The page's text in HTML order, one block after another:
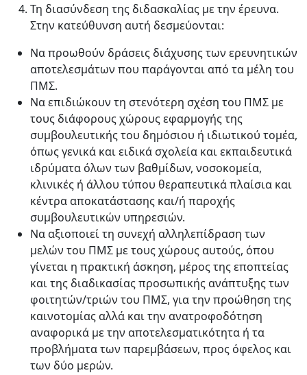
Τη διασύνδεση της διδασκαλίας με την έρευνα.
Στην κατεύθυνση αυτή δεσμεύονται:
Να προωθούν δράσεις διάχυσης των ερευνητικών
αποτελεσμάτων που παράγονται από τα μέλη του
ΠΜΣ.
Να επιδιώκουν τη στενότερη σχέση του ΠΜΣ με
τους διάφορους χώρους εφαρμογής της
συμβουλευτικής του δημόσιου ή ιδιωτικού τομέα,
όπως γενικά και ειδικά σχολεία και εκπαιδευτικά
ιδρύματα όλων των βαθμίδων, νοσοκομεία,
κλινικές ή άλλου τύπου θεραπευτικά πλαίσια και
κέντρα αποκατάστασης και/ή παροχής
συμβουλευτικών υπηρεσιών.
Να αξιοποιεί τη συνεχή αλληλεπίδραση των
μελών του ΠΜΣ με τους χώρους αυτούς, όπου
γίνεται η πρακτική άσκηση, μέρος της εποπτείας
και της διαδικασίας προσωπικής ανάπτυξης των
φοιτητών/τριών του ΠΜΣ, για την προώθηση της
καινοτομίας αλλά και την ανατροφοδότηση
αναφορικά με την αποτελεσματικότητα ή τα
προβλήματα των παρεμβάσεων, προς όφελος και
των δύο μερών.